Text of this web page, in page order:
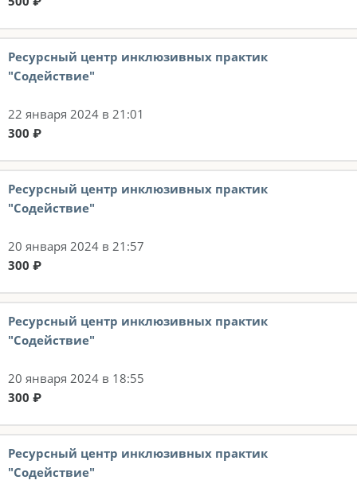
Ресурсный центр инклюзивных практик
"Содействие"
22 января 2024 в 21:01
300 ₽
Ресурсный центр инклюзивных практик
"Содействие"
20 января 2024 в 21:57
300 ₽
Ресурсный центр инклюзивных практик
"Содействие"
20 января 2024 в 18:55
300 ₽
Ресурсный центр инклюзивных практик
"Содействие"